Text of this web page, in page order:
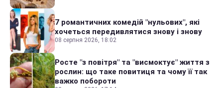
7 романтичних комедій "нульових", які
хочеться передивлятися знову і знову
08 серпня 2026, 18:02
Росте "з повітря" та "висмоктує" життя з
рослин: що таке повитиця та чому її так
важко побороти